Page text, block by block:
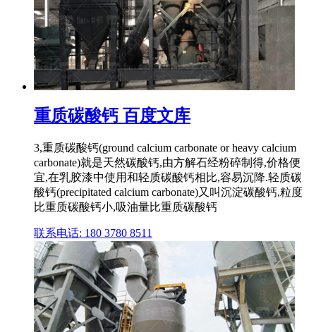
重质碳酸钙 百度文库
3,重质碳酸钙(ground calcium carbonate or heavy calcium
carbonate)就是天然碳酸钙,由方解石经粉碎制得,价格便
宜,在乳胶漆中使用和轻质碳酸钙相比,容易沉降.轻质碳
酸钙(precipitated calcium carbonate)又叫沉淀碳酸钙,粒度
比重质碳酸钙小,吸油量比重质碳酸钙
联系电话: 180 3780 8511